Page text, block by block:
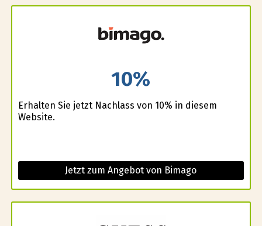
10%
Erhalten Sie jetzt Nachlass von 10% in diesem
Website.
Jetzt zum Angebot von Bimago